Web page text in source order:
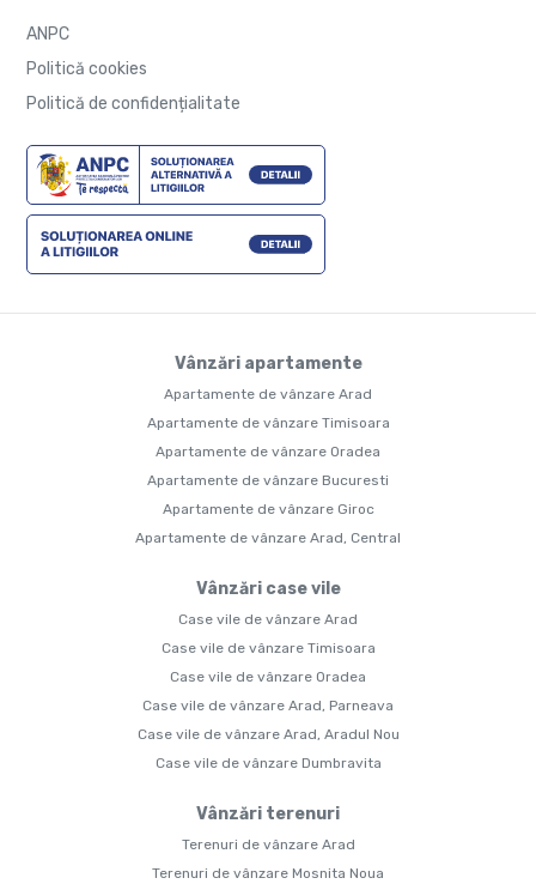
ANPC
Politică cookies
Politică de confidențialitate
Vânzări apartamente
Apartamente de vânzare Arad
Apartamente de vânzare Timisoara
Apartamente de vânzare Oradea
Apartamente de vânzare Bucuresti
Apartamente de vânzare Giroc
Apartamente de vânzare Arad, Central
Vânzări case vile
Case vile de vânzare Arad
Case vile de vânzare Timisoara
Case vile de vânzare Oradea
Case vile de vânzare Arad, Parneava
Case vile de vânzare Arad, Aradul Nou
Case vile de vânzare Dumbravita
Vânzări terenuri
Terenuri de vânzare Arad
Terenuri de vânzare Mosnita Noua